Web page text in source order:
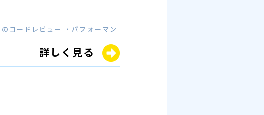
コードレビュー ・パフォーマン
詳しく見る